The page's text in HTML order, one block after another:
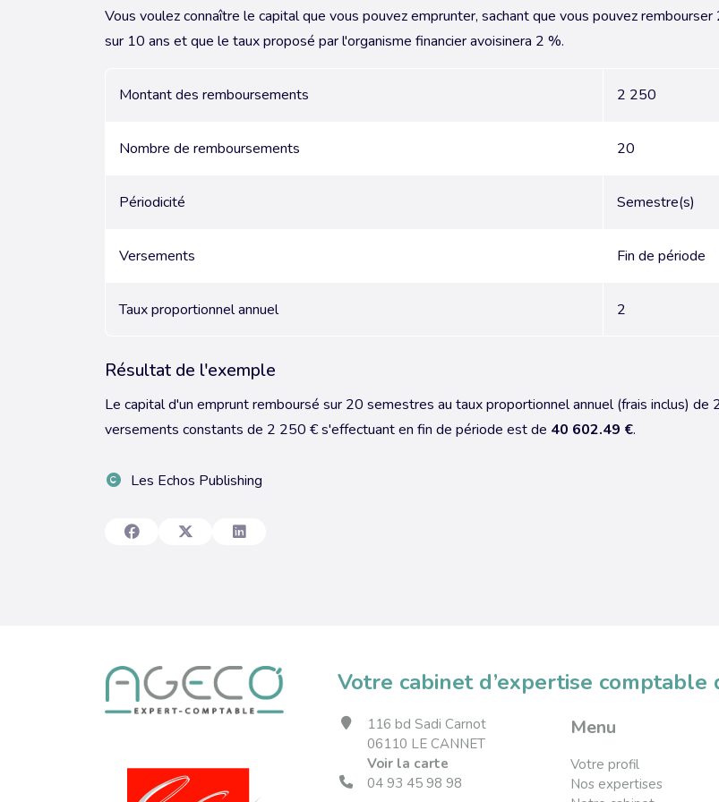
Vous voulez connaître le capital que vous pouvez emprunter, sachant que vous pouvez
sur 10 ans et que le taux proposé par l'organisme financier avoisinera 2 %.
Montant des remboursements 2 250
Nombre de remboursements 20
Périodicité Semestre(s)
Versements Fin de période
Taux proportionnel annuel 2
Résultat de l'exemple
Le capital d'un emprunt remboursé sur 20 semestres au taux proportionnel annuel (frais inclus) de
versements constants de 2 250 € s'effectuant en fin de période est de 40 602.49 €.
Les Echos Publishing
Votre cabinet d’expertise
116 bd Sadi Carnot
06110 LE CANNET
Voir la carte
04 93 45 98 98
Menu
Votre profil
Nos expertises